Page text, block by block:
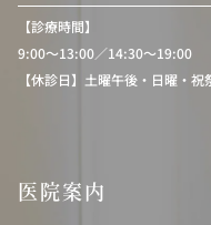
【診療時間】
9:00〜13:00／14:30〜19:00
【休診日】土曜午後・日曜・
医院案内